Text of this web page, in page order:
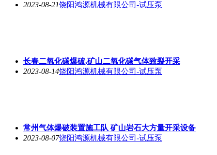
2023-08-21饶阳鸿源机械有限公司-试压泵
长春二氧化碳爆破,矿山二氧化碳气体致裂开采
2023-08-14饶阳鸿源机械有限公司-试压泵
常州气体爆破装置施工队 矿山岩石大方量开采设备
2023-08-07饶阳鸿源机械有限公司-试压泵